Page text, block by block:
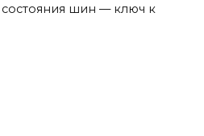
шин — ключ к